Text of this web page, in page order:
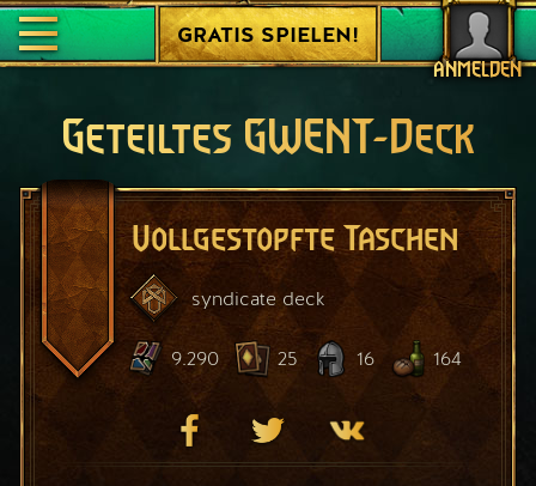
ANMELDEN
GRATIS SPIELEN!
Geteiltes GWENT-Deck
Vollgestopfte Taschen
syndicate deck
9.290 25 16 164